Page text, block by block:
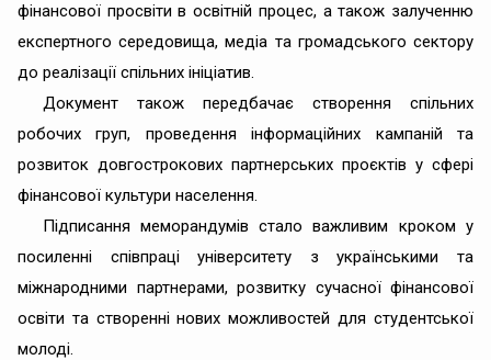
фінансової просвіти в освітній процес, а також залученню
експертного середовища, медіа та громадського сектору
до реалізації спільних ініціатив.
Документ також передбачає створення спільних
робочих груп, проведення інформаційних кампаній та
розвиток довгострокових партнерських проєктів у сфері
фінансової культури населення.
Підписання меморандумів стало важливим кроком у
посиленні співпраці університету з українськими та
міжнародними партнерами, розвитку сучасної фінансової
освіти та створенні нових можливостей для студентської
молоді.